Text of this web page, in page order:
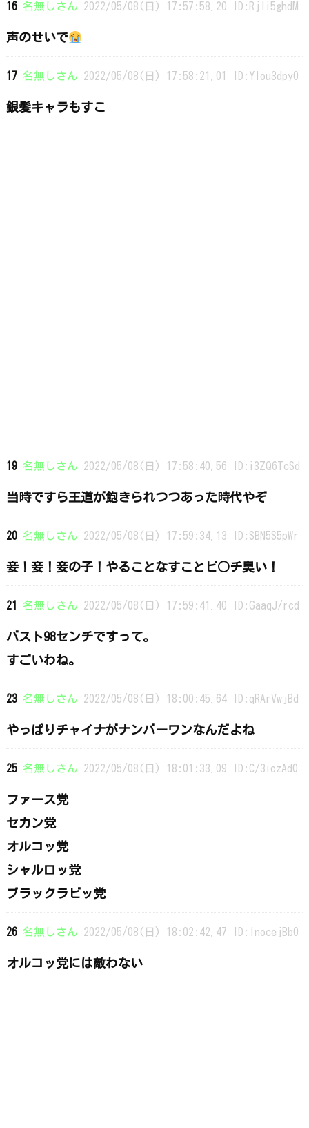
16 名無しさん 2022/05/08(日) 17:57:58.20 ID:RjIi5ghdM
声のせいで
17 名無しさん 2022/05/08(日) 17:58:21.01 ID:Ylou3dpy0
銀髪キャラもすこ
19 名無しさん 2022/05/08(日) 17:58:40.56 ID:i3ZQ6TcSd
当時ですら王道が飽きられつつあった時代やぞ
20 名無しさん 2022/05/08(日) 17:59:34.13 ID:SBN5S5pWr
妾！妾！妾の子！やることなすことビ○チ臭い！
21 名無しさん 2022/05/08(日) 17:59:41.40 ID:GaaqJ/rcd
バスト98センチですって。
すごいわね。
23 名無しさん 2022/05/08(日) 18:00:45.64 ID:qRArVwjBd
やっぱりチャイナがナンバーワンなんだよね
25 名無しさん 2022/05/08(日) 18:01:33.09 ID:C/3iozAd0
ファース党
セカン党
オルコッ党
シャルロッ党
ブラックラビッ党
26 名無しさん 2022/05/08(日) 18:02:42.47 ID:InocejBb0
オルコッ党には敵わない